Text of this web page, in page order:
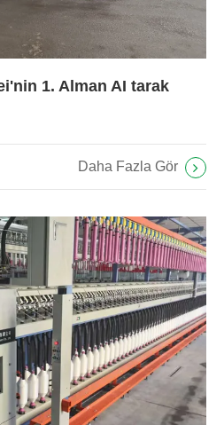
1. Alman AI tarak
Daha Fazla Gör